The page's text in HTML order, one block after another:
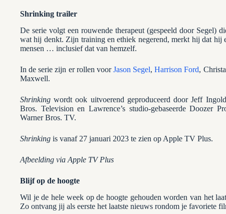
Shrinking trailer
De serie volgt een rouwende therapeut (gespeeld door Segel)
wat hij denkt. Zijn training en ethiek negerend, merkt hij dat hij
mensen … inclusief dat van hemzelf.
In de serie zijn er rollen voorJason Segel,Harrison Ford,
Maxwell.
Shrinking wordt ook uitvoerend geproduceerd door Jeff
Bros. Television en Lawrence’s studio-gebaseerde Doozer
Warner Bros. TV.
Shrinking is vanaf 27 januari 2023 te zien op Apple TV Plus.
Afbeelding via Apple TV Plus
Blijf op de hoogte
Wil je de hele week op de hoogte gehouden worden van het
Zo ontvang jij als eerste het laatste nieuws rondom je favoriete